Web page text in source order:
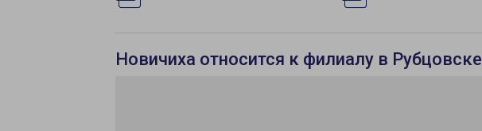
Новичиха относится к филиалу в Рубцовске